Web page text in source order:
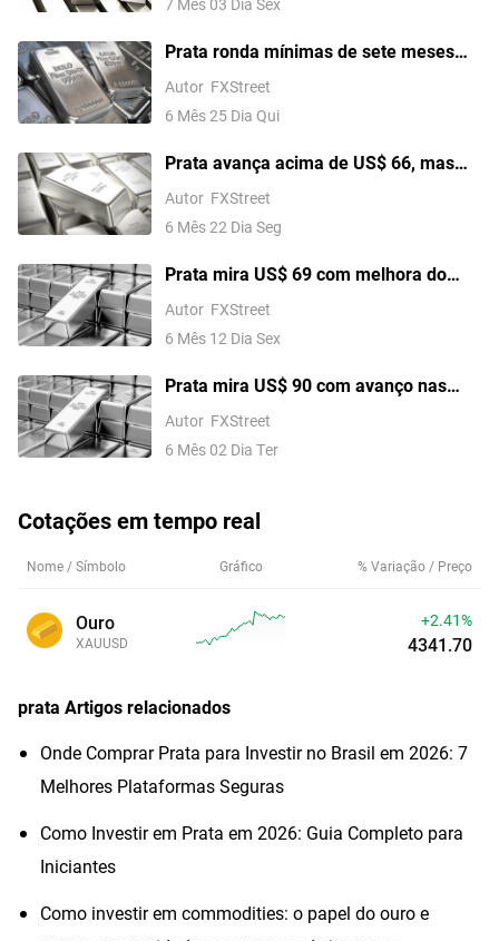
Fed, Prata Deve Recuperar-se em
Prata ronda mínimas de sete meses
perto de US$ 57 com inflação dos EUA
no radar
Autor FXStreet
6 Mês 25 Dia Qui
Prata avança acima de US$ 66, mas
XAG/USD segue abaixo de resistência-
chave em tendência de baixa mais
Autor FXStreet
6 Mês 22 Dia Seg
Prata mira US$ 69 com melhora do
sentimento e possível reversão altista
no XAG/USD
Autor FXStreet
6 Mês 12 Dia Sex
Prata mira US$ 90 com avanço nas
negociações EUA-Irã e suporte técnico
ainda firme
Autor FXStreet
6 Mês 02 Dia Ter
Cotações em tempo real
Nome / Símbolo Gráfico % Variação / Preço
Ouro
XAUUSD
+2.41%
4341.70
prata Artigos relacionados
Onde Comprar Prata para Investir no Brasil em 2026: 7
Melhores Plataformas Seguras
Como Investir em Prata em 2026: Guia Completo para
Iniciantes
Como investir em commodities: o papel do ouro e